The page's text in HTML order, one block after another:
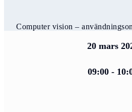
Computer vision –
20 mars
09:00 -